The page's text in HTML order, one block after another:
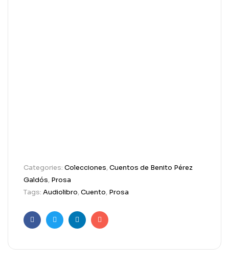
Categories: Colecciones,Cuentos de Benito Pérez
Galdós, Prosa
Tags: Audiolibro,Cuento, Prosa
FacebookTwitterLinkedinEmail